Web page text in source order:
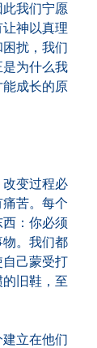
我们宁愿
神以真理
扰，我们
为什么我
成长的原
变过程必
苦。每个
：你必须
。我们都
己蒙受打
旧鞋，至
立在他们